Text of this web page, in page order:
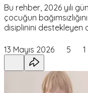
Bu rehber, 2026 yılı
çocuğun
disiplinini destekleyen
13 Mayıs 2026 5 1